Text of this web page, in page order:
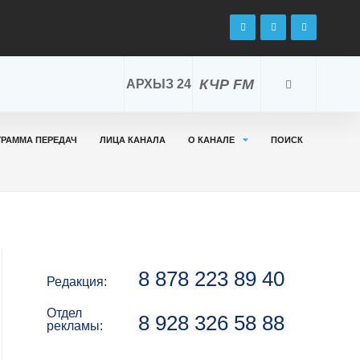
КЧР FM
АРХЫЗ 24
ПЕРЕДАЧ ЛИЦА КАНАЛА О КАНАЛЕ
ПОИСК
Редакция: 8 878 223 89 40
Отдел
рекламы:
8 928 326 58 88